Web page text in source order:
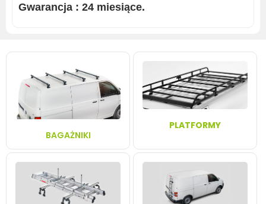
Gwarancja : 24 miesiące.
BAGAŻNIKI
PLATFORMY